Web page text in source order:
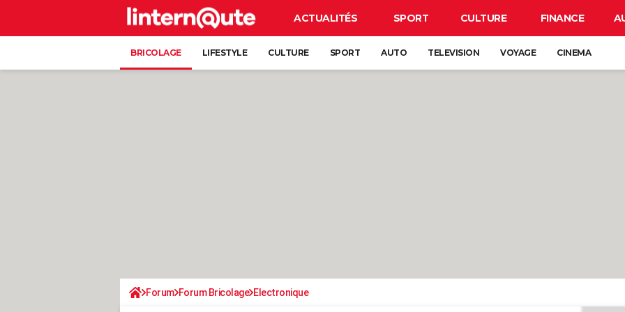
ACTUALITÉS SPORT CULTURE FINANCE
BRICOLAGE LIFESTYLE CULTURE SPORT AUTO TELEVISION VOYAGE CINEMA
Forum Forum Bricolage Electronique